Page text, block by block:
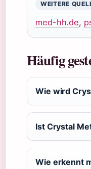
WEITERE
med-hh.de,
Häufig
Wie wird
Ist Crystal
Wie erkennt